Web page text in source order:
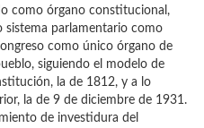
como órgano constitucional,
sistema parlamentario como
como único órgano de
siguiendo el modelo de
la de 1812, y a lo
la de 9 de diciembre de 1931.
de investidura del